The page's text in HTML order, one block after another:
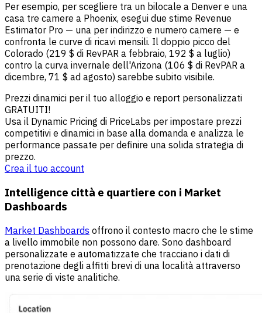
Per esempio, per scegliere tra un bilocale a Denver e una
casa tre camere a Phoenix, esegui due stime Revenue
Estimator Pro — una per indirizzo e numero camere — e
confronta le curve di ricavi mensili. Il doppio picco del
Colorado (219 $ di RevPAR a febbraio, 192 $ a luglio)
contro la curva invernale dell'Arizona (106 $ di RevPAR a
dicembre, 71 $ ad agosto) sarebbe subito visibile.
Prezzi dinamici per il tuo alloggio e report personalizzati
GRATUITI!
Usa il Dynamic Pricing di PriceLabs per impostare prezzi
competitivi e dinamici in base alla domanda e analizza le
performance passate per definire una solida strategia di
prezzo.
Crea il tuo account
Intelligence città e quartiere con i Market
Dashboards
Market Dashboards offrono il contesto macro che le stime
a livello immobile non possono dare. Sono dashboard
personalizzate e automatizzate che tracciano i dati di
prenotazione degli affitti brevi di una località attraverso
una serie di viste analitiche.